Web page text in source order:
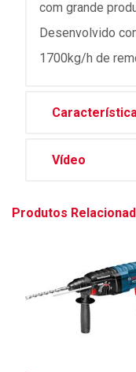
com grande
Desenvolvido
1700kg/h de
Vídeo
Produtos